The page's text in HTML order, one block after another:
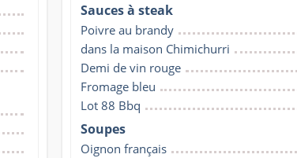
Sauces à steak
Poivre au brandy
dans la maison Chimichurri
Demi de vin rouge
Fromage bleu
Lot 88 Bbq
Soupes
Oignon français